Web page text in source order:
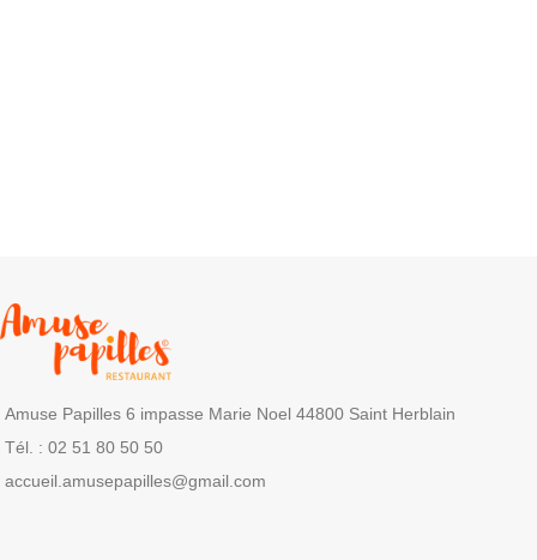
Amuse Papilles 6 impasse Marie Noel 44800 Saint Herblain
Tél. : 02 51 80 50 50
accueil.amusepapilles@gmail.com